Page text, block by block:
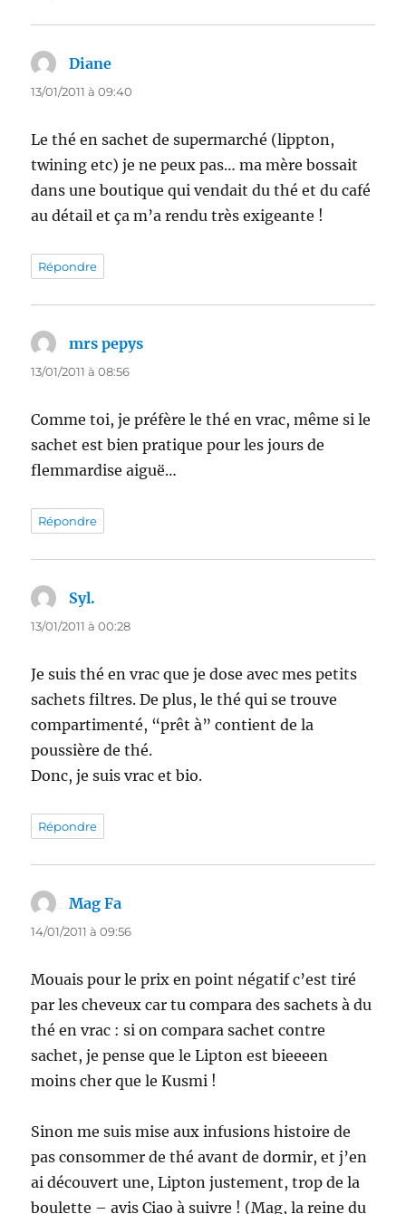
Diane
13/01/2011 à 09:40
Le thé en sachet de supermarché (lippton,
twining etc) je ne peux pas… ma mère bossait
dans une boutique qui vendait du thé et du café
au détail et ça m’a rendu très exigeante !
Répondre
mrs pepys
13/01/2011 à 08:56
Comme toi, je préfère le thé en vrac, même si le
sachet est bien pratique pour les jours de
flemmardise aiguë…
Répondre
Syl.
13/01/2011 à 00:28
Je suis thé en vrac que je dose avec mes petits
sachets filtres. De plus, le thé qui se trouve
compartimenté, “prêt à” contient de la
poussière de thé.
Donc, je suis vrac et bio.
Répondre
Mag Fa
14/01/2011 à 09:56
Mouais pour le prix en point négatif c’est tiré
par les cheveux car tu compara des sachets à du
thé en vrac : si on compara sachet contre
sachet, je pense que le Lipton est bieeeen
moins cher que le Kusmi !
Sinon me suis mise aux infusions histoire de
pas consommer de thé avant de dormir, et j’en
ai découvert une, Lipton justement, trop de la
boulette – avis Ciao à suivre ! (Mag, la reine du